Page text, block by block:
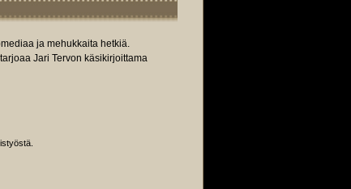
ja mehukkaita hetkiä.
Jari Tervon käsikirjoittama